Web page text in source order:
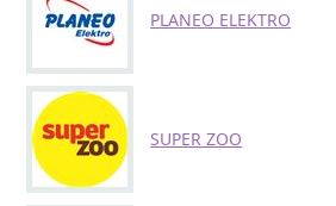
PLANEO ELEKTRO
SUPER ZOO